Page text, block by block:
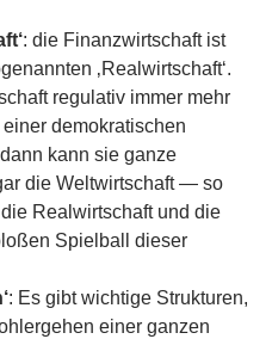
: die Finanzwirtschaft ist
‚Realwirtschaft‘.
regulativ immer mehr
demokratischen
kann sie ganze
die Weltwirtschaft — so
Realwirtschaft und die
Spielball dieser
: Es gibt wichtige Strukturen,
einer ganzen